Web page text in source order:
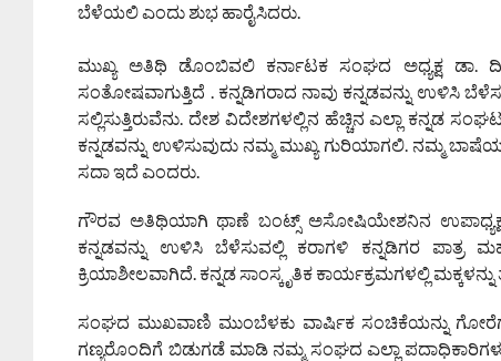
ಬೆಳೆಯಲಿ ಎಂದು ಶುಭ ಹಾರೈಸಿದರು.
ಮುಖ್ಯ ಅತಿಥಿ ಡೊಂಬಿವಲಿ ಕರ್ನಾಟಕ ಸಂಘದ ಅಧ್ಯಕ್ಷ ಡಾ.
ಸಂತೋಷವಾಗುತ್ತಿದೆ . ಕನ್ನಡಿಗರಾದ ನಾವು ಕನ್ನಡವನ್ನು ಉಳಿಸಿ
ಸಲ್ಲಿಸುತ್ತಿರುವೆನು. ದೇಶ ವಿದೇಶಗಳಲ್ಲಿನ ಹೆಚ್ಚಿನ ಎಲ್ಲಾ ಕನ್ನಡ
ಕನ್ನಡವನ್ನು ಉಳಿಸುವುದು ನಮ್ಮ ಮುಖ್ಯ ಗುರಿಯಾಗಲಿ. ನಮ್ಮ
ಸದಾ ಇದೆ ಎಂದರು.
ಗೌರವ ಅತಿಥಿಯಾಗಿ ಥಾಣೆ ಬಂಟ್ಸ್ ಅಸೋಷಿಯೇಶನಿನ ಉಪಾಧ್ಯಕ್ಷ
ಕನ್ನಡವನ್ನು ಉಳಿಸಿ ಬೆಳೆಸುವಲ್ಲಿ ಕರಾಗಳಿ ಕನ್ನಡಿಗರ ಪಾತ್ರ
ಕ್ರಿಯಾಶೀಲವಾಗಿದೆ. ಕನ್ನಡ ಸಾಂಸ್ಕೃತಿಕ ಕಾರ್ಯಕ್ರಮಗಳಲ್ಲಿ
ಸಂಘದ ಮುಖವಾಣಿ ಮುಂಬೆಳಕು ವಾರ್ಷಿಕ ಸಂಚಿಕೆಯನ್ನು
ಗಣ್ಯರೊಂದಿಗೆ ಬಿಡುಗಡೆ ಮಾಡಿ ನಮ್ಮ ಸಂಘದ ಎಲ್ಲಾ